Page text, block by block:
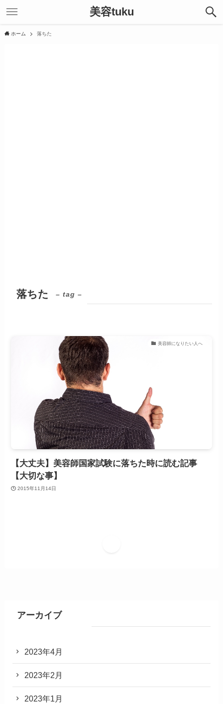
美容tuku
ホーム 落ちた
落ちた – tag –
美容師になりたい人へ
【大丈夫】美容師国家試験に落ちた時に読む記事
【大切な事】
2015年11月14日
アーカイブ
2023年4月
2023年2月
2023年1月